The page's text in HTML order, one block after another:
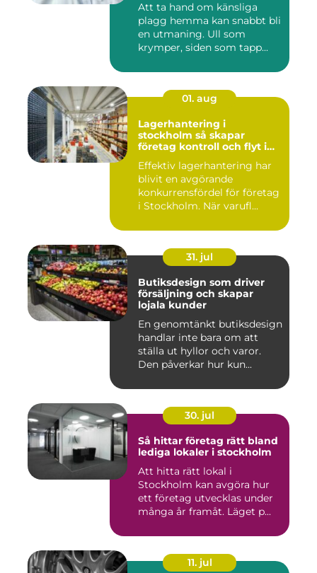
Att ta hand om känsliga
plagg hemma kan snabbt bli
en utmaning. Ull som
krymper, siden som tapp...
01. aug
Lagerhantering i
stockholm så skapar
företag kontroll och flyt i
Effektiv lagerhantering har
blivit en avgörande
konkurrensfördel för företag
i Stockholm. När varufl...
31. jul
Butiksdesign som driver
försäljning och skapar
lojala kunder
En genomtänkt butiksdesign
handlar inte bara om att
ställa ut hyllor och varor.
Den påverkar hur kun...
30. jul
Så hittar företag rätt bland
lediga lokaler i stockholm
Att hitta rätt lokal i
Stockholm kan avgöra hur
ett företag utvecklas under
många år framåt. Läget p...
11. jul